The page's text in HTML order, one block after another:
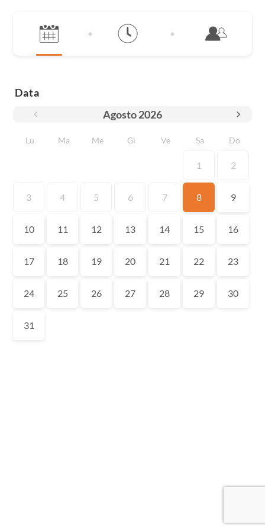
Data
Agosto2026
Lu Ma Me Gi Ve Sa Do
1 2
3 4 5 6 7 8 9
10 11 12 13 14 15 16
17 18 19 20 21 22 23
24 25 26 27 28 29 30
31